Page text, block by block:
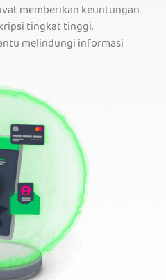
memberikan keuntungan
tingkat tinggi.
melindungi informasi